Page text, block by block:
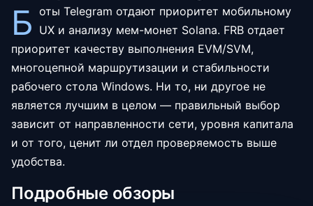
Б оты Telegram отдают приоритет мобильному
UX и анализу мем-монет Solana. FRB отдает
приоритет качеству выполнения EVM/SVM,
многоцепной маршрутизации и стабильности
рабочего стола Windows. Ни то, ни другое не
является лучшим в целом — правильный выбор
зависит от направленности сети, уровня капитала
и от того, ценит ли отдел проверяемость выше
удобства.
Подробные обзоры